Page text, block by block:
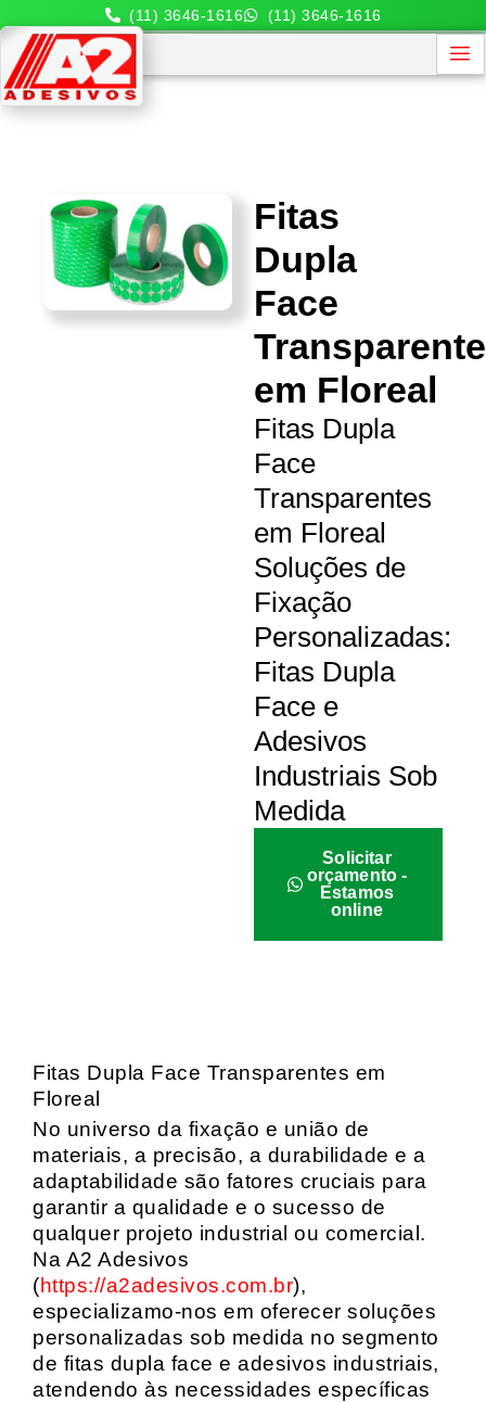
(11) 3646-1616 (11) 3646-1616
Fitas
Dupla
Face
em Floreal
Fitas Dupla
Face
Transparentes
em Floreal
Soluções de
Fixação
Personalizadas:
Fitas Dupla
Face e
Adesivos
Industriais Sob
Medida
Solicitar
orçamento -
Estamos
online
Fitas Dupla Face Transparentes em
Floreal
No universo da fixação e união de
materiais, a precisão, a durabilidade e a
adaptabilidade são fatores cruciais para
garantir a qualidade e o sucesso de
qualquer projeto industrial ou comercial.
Na A2 Adesivos
(https://a2adesivos.com.br),
especializamo-nos em oferecer soluções
personalizadas sob medida no segmento
de fitas dupla face e adesivos industriais,
atendendo às necessidades específicas